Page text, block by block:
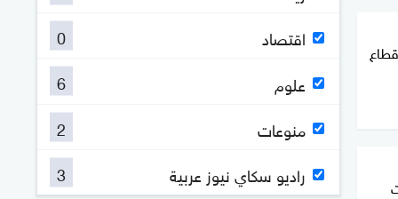
اقتصاد
0
علوم
6
منوعات
2
راديو سكاي نيوز عربية
3